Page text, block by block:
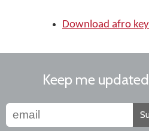
Download afro
Keep me updated